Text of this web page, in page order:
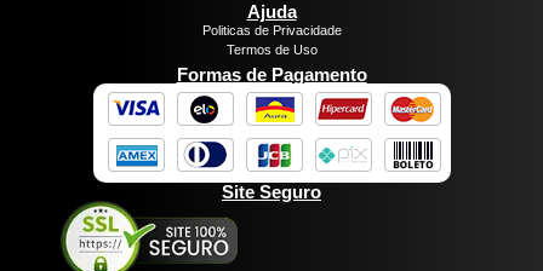
Ajuda
Politicas de Privacidade
Termos de Uso
Formas de Pagamento
Site Seguro